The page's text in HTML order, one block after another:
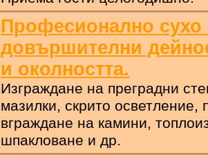
Професионално сухо
довършителни
и околността.
Изграждане на преградни
мазилки, скрито осветление,
вграждане на камини,
шпакловане и др.